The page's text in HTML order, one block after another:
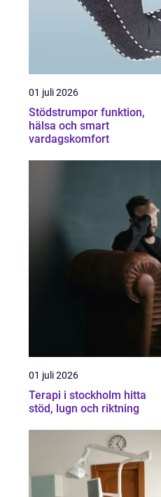
01 juli 2026
Stödstrumpor funktion,
hälsa och smart
vardagskomfort
01 juli 2026
Terapi i stockholm hitta
stöd, lugn och riktning